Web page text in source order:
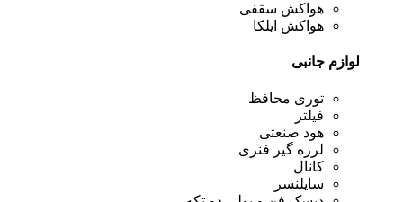
هواکش سقفی
هواکش ایلکا
لوازم جانبی
توری محافظ
فیلتر
هود صنعتی
لرزه گیر فنری
کانال
سایلنسر